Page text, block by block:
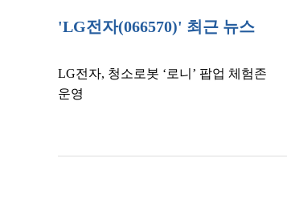
'LG전자(066570)' 최근 뉴스
LG전자, 청소로봇 ‘로니’ 팝업 체험존
운영